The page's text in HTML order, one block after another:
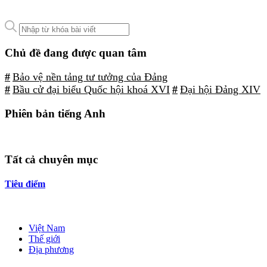
Chủ đề đang được quan tâm
# Bảo vệ nền tảng tư tưởng của Đảng
# Bầu cử đại biểu Quốc hội khoá XVI # Đại hội Đảng XIV
Phiên bản tiếng Anh
Tất cả chuyên mục
Tiêu điểm
Việt Nam
Thế giới
Địa phương